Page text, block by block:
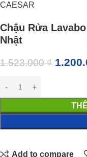
CAESAR
Chậu Rửa
Nhật
1.523.000₫
Add to compare